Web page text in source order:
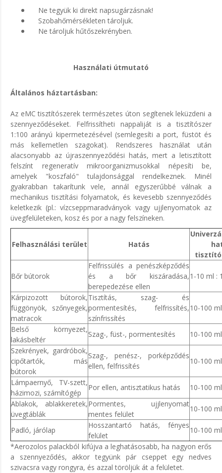
Ne tegyük ki direkt napsugárzásnak!
Szobahőmérsékleten tároljuk.
Ne tároljuk hűtőszekrényben.
Használati útmutató
Általános háztartásban:
Az eMC tisztítószerek természetes úton segítenek leküzdeni a
szennyeződéseket. Felfrissítheti nappaliját is a tisztítószer
1:100 arányú kipermetezésével (semlegesíti a port, füstöt és
más kellemetlen szagokat). Rendszeres használat után
alacsonyabb az újraszennyeződési hatás, mert a letisztított
felszínt regeneratív mikroorganizmusokkal népesíti be,
amelyek "koszfaló" tulajdonsággal rendelkeznek. Minél
gyakrabban takarítunk vele, annál egyszerűbbé válnak a
mechanikus tisztítási folyamatok, és kevesebb szennyeződés
keletkezik (pl.: vízcseppmaradványok vagy ujjlenyomatok az
üvegfelületeken, kosz és por a nagy felszíneken.
Felhasználási terület Hatás
Bőr bútorok
Felfrissülés a penészképződés
és a bőr kiszáradása,
berepedezése ellen
1-10 ml :
Kárpizozott bútorok,
függönyök, szőnyegek,
matracok
Tisztítás, szag- és
pormentesítés, felfrissítés,
színfrissítés
10-100
Belső környezet,
lakásbeltér
Szag-, füst-, pormentesítés
10-100
Szekrények, gardróbok,
cipőtartók, más
bútorok
Szag-, penész-, porképződés
ellen, felfrissítés
10-100
Lámpaernyő, TV-szett,
házimozi, számítógép
Por ellen, antisztatikus hatás
10-100
Ablakok, ablakkeretek,
üvegtáblák
Pormentes, ujjlenyomat
mentes felület
10-100
Padló, járólap
Hosszantartó hatás, fényes
felület
10-100
*Aerozolos palackból kifújva a leghatásosabb, ha nagyon erős
a szennyeződés, akkor tegyünk pár cseppet egy nedves
szivacsra vagy rongyra, és azzal töröljük át a felületet.